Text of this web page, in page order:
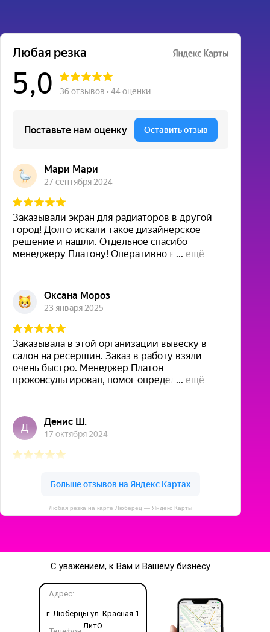
Любая резка на карте Люберец — Яндекс Карты
С уважением, к Вам и Вашему бизнесу
Адрес:
г. Люберцы ул. Красная 1
ЛитО